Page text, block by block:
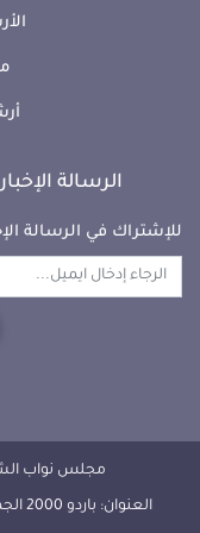
الرسالة
للإشتراك في الرسالة
مجلس نواب